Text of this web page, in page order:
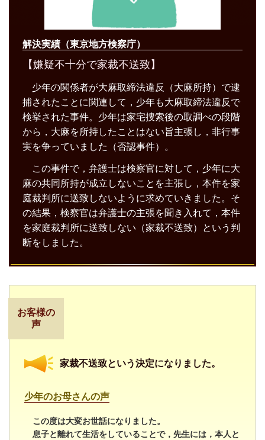
解決実績（東京地方検察庁）
【嫌疑不十分で家裁不送致】
少年の関係者が大麻取締法違反（大麻所持）で逮
捕されたことに関連して，少年も大麻取締法違反で
検挙された事件。少年は家宅捜索後の取調べの段階
から，大麻を所持したことはない旨主張し，非行事
実を争っていました（否認事件）。
この事件で，弁護士は検察官に対して，少年に大
麻の共同所持が成立しないことを主張し，本件を家
庭裁判所に送致しないように求めていきました。そ
の結果，検察官は弁護士の主張を聞き入れて，本件
を家庭裁判所に送致しない（家裁不送致）という判
断をしました。
お客様の
声
家裁不送致という決定になりました。
少年のお母さんの声
この度は大変お世話になりました。
息子と離れて生活をしていることで，先生には，本人と